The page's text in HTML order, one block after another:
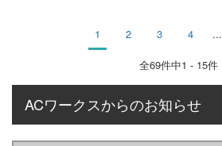
1 2 3 4 ...
全69件中1 - 15件
ACワークスからのお知らせ